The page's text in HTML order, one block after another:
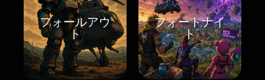
フォールアウ
ト
フォートナイ
ト